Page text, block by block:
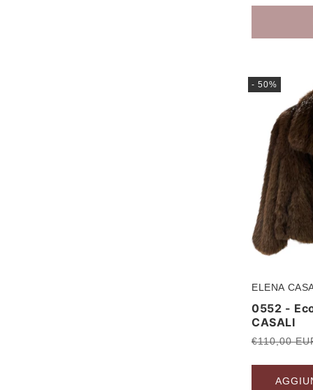
- 50%
Produttore:
ELENA
0552 -
CASALI
Prezzo
€110,00